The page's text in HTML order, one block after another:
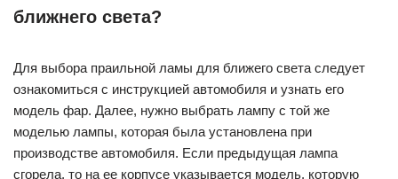
ближнего света?
Для выбора праильной ламы для ближего света следует
ознакомиться с инструкцией автомобиля и узнать его
модель фар. Далее, нужно выбрать лампу с той же
моделью лампы, которая была установлена при
производстве автомобиля. Если предыдущая лампа
сгорела, то на ее корпусе указывается модель, которую